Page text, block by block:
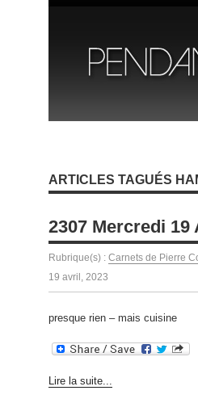
ARTICLES TAGUÉS
2307 Mercredi 19
Rubrique(s) : Carnets de Pierre
19 avril, 2023
presque rien – mais cuisine
Lire la suite...